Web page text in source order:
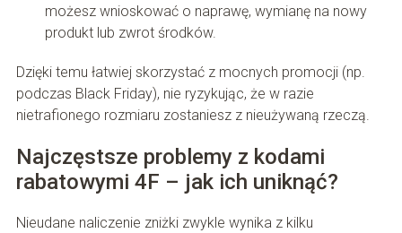
możesz wnioskować o naprawę, wymianę na nowy
produkt lub zwrot środków.
Dzięki temu łatwiej skorzystać z mocnych promocji (np.
podczas Black Friday), nie ryzykując, że w razie
nietrafionego rozmiaru zostaniesz z nieużywaną rzeczą.
Najczęstsze problemy z kodami
rabatowymi 4F – jak ich uniknąć?
Nieudane naliczenie zniżki zwykle wynika z kilku